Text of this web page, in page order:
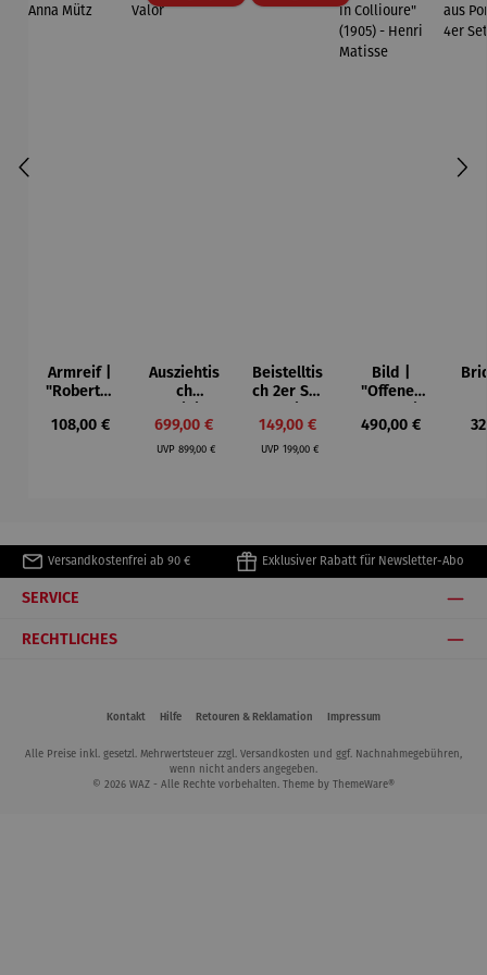
Armreif |
"Roberta"
Mütz
Regulärer Preis:
108,00 €
Ausziehtis
ch
– Valor
Verkaufspreis:
699,00 €
UVPRegulärer Preis:
899,00 €
Beistelltis
ch 2er Set
Verkaufspreis:
149,00 €
UVP Regulärer Preis:
199,00 €
Bild |
"Offenes
Collioure"
Regulärer Preis:
490,00 €
Versandkostenfrei ab 90 € Exklusiver Rabatt für Newsletter-Abo
SERVICE
RECHTLICHES
Kontakt Hilfe Retouren & Reklamation Impressum
Alle Preise inkl. gesetzl. Mehrwertsteuer zzgl. Versandkosten und ggf. Nachnahmegebühren,
wenn nicht anders angegeben.
© 2026 WAZ - Alle Rechte vorbehalten. Theme by ThemeWare®